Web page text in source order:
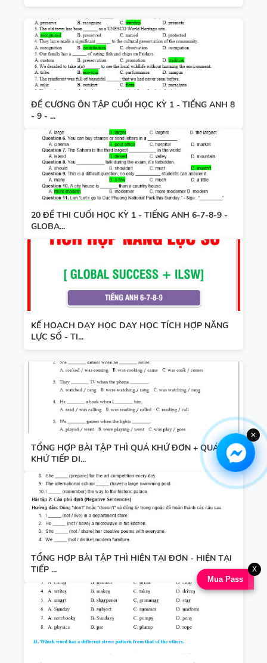
ĐỀ CƯƠNG ÔN TẬP CUỐI HỌC KỲ 1 - TIẾNG ANH 8
- 9 - ...
20 ĐỀ THI CUỐI HỌC KỲ 1 - TIẾNG ANH 6-7-8-9 -
GLOBA...
KẾ HOẠCH DẠY HỌC DẠY HỌC TÍCH HỢP NĂNG
LỰC SỐ - TI...
TỔNG HỢP BÀI TẬP THÌ QUÁ KHỨ ĐƠN + QUÁ
KHỨ TIẾP DI...
TỔNG HỢP BÀI TẬP THÌ HIỆN TẠI ĐƠN - HIỆN TẠI
TIẾP ...
Mua Pass
X
✕